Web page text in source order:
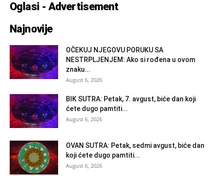
Oglasi - Advertisement
Najnovije
OČEKUJ NJEGOVU PORUKU SA
NESTRPLJENJEM: Ako si rođena u ovom
znaku...
August 6, 2026
BIK SUTRA: Petak, 7. avgust, biće dan koji
ćete dugo pamtiti...
August 6, 2026
OVAN SUTRA: Petak, sedmi avgust, biće dan
koji ćete dugo pamtiti...
August 6, 2026